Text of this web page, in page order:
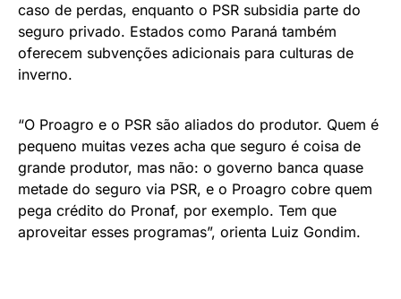
caso de perdas, enquanto o PSR subsidia parte do
seguro privado. Estados como Paraná também
oferecem subvenções adicionais para culturas de
inverno.
“O Proagro e o PSR são aliados do produtor. Quem é
pequeno muitas vezes acha que seguro é coisa de
grande produtor, mas não: o governo banca quase
metade do seguro via PSR, e o Proagro cobre quem
pega crédito do Pronaf, por exemplo. Tem que
aproveitar esses programas”, orienta Luiz Gondim.